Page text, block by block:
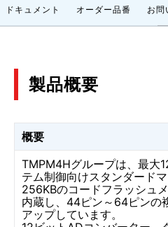
ドキュメント オーダー品番 お問
製品概要
概要
TMPM4Hグループは、最大
テム制御向けスタンダードマ
256KBのコードフラッシュ
内蔵し、44ピン～64ピンの
アップしています。